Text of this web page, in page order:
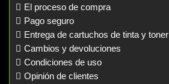
El proceso de compra
Pago seguro
Entrega de cartuchos de tinta y toner
Cambios y devoluciones
Condiciones de uso
Opinión de clientes